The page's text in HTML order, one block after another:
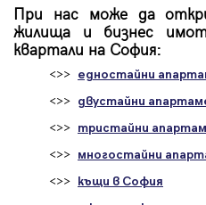
При нас може да
жилища и бизнес
квартали на София:
<>> едностайни
<>> двустайни
<>> тристайни
<>> многостайни
<>> къщи в София